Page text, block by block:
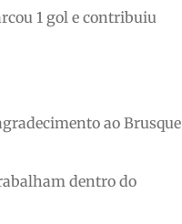
1 gol e contribuiu
ao Brusque
dentro do